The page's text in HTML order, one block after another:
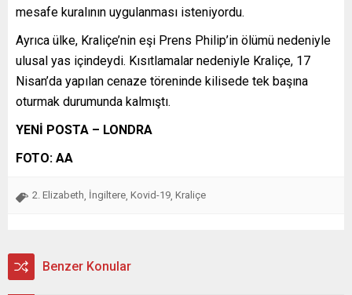
mesafe kuralının uygulanması isteniyordu.
Ayrıca ülke, Kraliçe’nin eşi Prens Philip’in ölümü nedeniyle
ulusal yas içindeydi. Kısıtlamalar nedeniyle Kraliçe, 17
Nisan’da yapılan cenaze töreninde kilisede tek başına
oturmak durumunda kalmıştı.
YENİ POSTA – LONDRA
FOTO: AA
2. Elizabeth İngiltere Kovid-19 Kraliçe
Benzer Konular